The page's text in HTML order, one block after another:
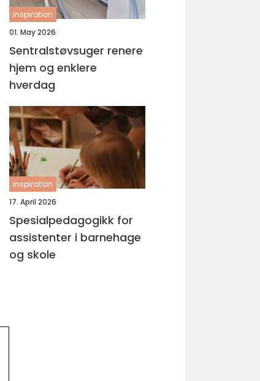
inspiration
01. May 2026
Sentralstøvsuger renere
hjem og enklere
hverdag
inspiration
17. April 2026
Spesialpedagogikk for
assistenter i barnehage
og skole